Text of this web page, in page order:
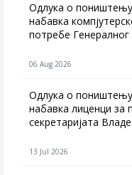
Одлука о поништењу
набавка
потребе
06 Aug 2026
Одлука о поништењу
набавка лиценци за
секретаријата
13 Jul 2026